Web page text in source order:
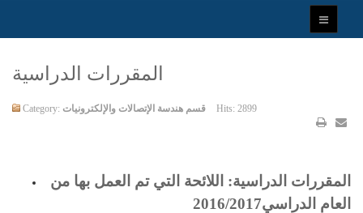
المقررات الدراسية
Category: قسم هندسة الإتصالات والإلكترونيات Hits: 2899
المقررات الدراسية: اللائحة التي تم العمل بها من
العام الدراسي2016/2017